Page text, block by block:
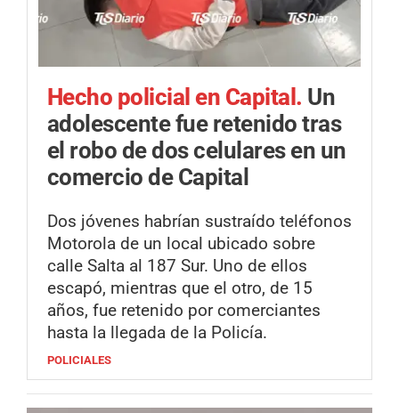
Hecho policial en Capital. Un
adolescente fue retenido tras
el robo de dos celulares en un
comercio de Capital
Dos jóvenes habrían sustraído teléfonos
Motorola de un local ubicado sobre
calle Salta al 187 Sur. Uno de ellos
escapó, mientras que el otro, de 15
años, fue retenido por comerciantes
hasta la llegada de la Policía.
POLICIALES